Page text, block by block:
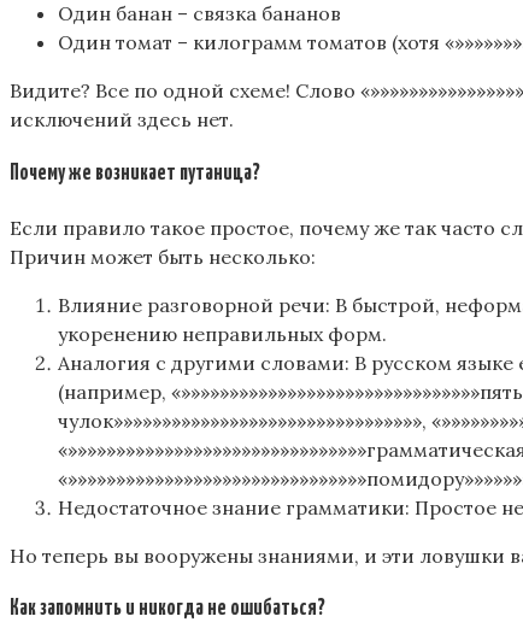
Один банан – связка бананов
Один томат – килограмм томатов (хотя
Видите? Все по одной схеме! Слово
исключений здесь нет.
Почему же возникает путаница?
Если правило такое простое, почему же так часто
Причин может быть несколько:
Влияние разговорной речи: В быстрой,
укоренению неправильных форм.
Аналогия с другими словами: В русском
(например,
чулок»»»»»»»»»»»»»»»»»»»»»»»»»»»»»»»»,
Недостаточное знание грамматики: Простое
Но теперь вы вооружены знаниями, и эти ловушки
Как запомнить и никогда не ошибаться?